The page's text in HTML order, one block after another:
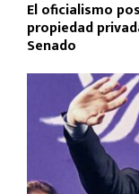
El oficialismo
propiedad
Senado